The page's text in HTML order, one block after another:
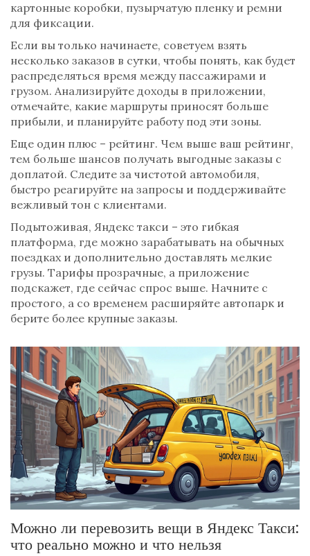
картонные коробки, пузырчатую пленку и ремни
для фиксации.
Если вы только начинаете, советуем взять
несколько заказов в сутки, чтобы понять, как будет
распределяться время между пассажирами и
грузом. Анализируйте доходы в приложении,
отмечайте, какие маршруты приносят больше
прибыли, и планируйте работу под эти зоны.
Еще один плюс – рейтинг. Чем выше ваш рейтинг,
тем больше шансов получать выгодные заказы с
доплатой. Следите за чистотой автомобиля,
быстро реагируйте на запросы и поддерживайте
вежливый тон с клиентами.
Подытоживая, Яндекс такси – это гибкая
платформа, где можно зарабатывать на обычных
поездках и дополнительно доставлять мелкие
грузы. Тарифы прозрачные, а приложение
подскажет, где сейчас спрос выше. Начните с
простого, а со временем расширяйте автопарк и
берите более крупные заказы.
Можно ли перевозить вещи в Яндекс Такси:
что реально можно и что нельзя